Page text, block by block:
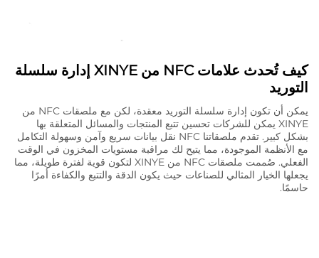
كيف تُحدث علامات NFC من XINYE إدارة سلسلة
التوريد
يمكن أن تكون إدارة سلسلة التوريد معقدة، لكن مع ملصقات NFC من
XINYE يمكن للشركات تحسين تتبع المنتجات والمسائل المتعلقة بها
بشكل كبير. تقدم ملصقاتنا NFC نقل بيانات سريع وآمن وسهولة التكامل
مع الأنظمة الموجودة، مما يتيح لك مراقبة مستويات المخزون في الوقت
الفعلي. صُممت ملصقات NFC من XINYE لتكون قوية لفترة طويلة، مما
يجعلها الخيار المثالي للصناعات حيث يكون الدقة والتتبع والكفاءة أمرًا
حاسمًا.